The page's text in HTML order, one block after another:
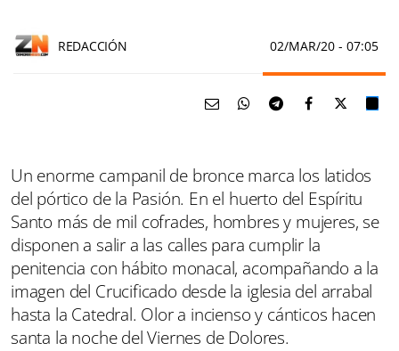
REDACCIÓN 02/MAR/20 - 07:05
Un enorme campanil de bronce marca los latidos
del pórtico de la Pasión. En el huerto del Espíritu
Santo más de mil cofrades, hombres y mujeres, se
disponen a salir a las calles para cumplir la
penitencia con hábito monacal, acompañando a la
imagen del Crucificado desde la iglesia del arrabal
hasta la Catedral. Olor a incienso y cánticos hacen
santa la noche del Viernes de Dolores.